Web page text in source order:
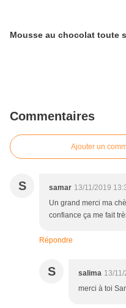
Mousse au chocolat toute
Commentaires
Ajouter un
S samar 13/11/2019
Un grand merci ma
confiance ça me fait
Répondre
S salima 13/
merci à toi